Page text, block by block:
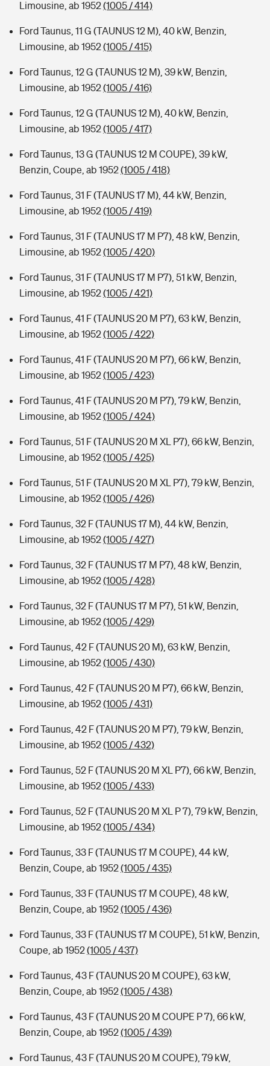
Limousine, ab 1952(1005 / 414)
Ford Taunus, 11 G (TAUNUS 12 M), 40 kW, Benzin,
Limousine, ab 1952(1005 / 415)
Ford Taunus, 12 G (TAUNUS 12 M), 39 kW, Benzin,
Limousine, ab 1952(1005 / 416)
Ford Taunus, 12 G (TAUNUS 12 M), 40 kW, Benzin,
Limousine, ab 1952(1005 / 417)
Ford Taunus, 13 G (TAUNUS 12 M COUPE), 39 kW,
Benzin, Coupe, ab 1952(1005 / 418)
Ford Taunus, 31 F (TAUNUS 17 M), 44 kW, Benzin,
Limousine, ab 1952(1005 / 419)
Ford Taunus, 31 F (TAUNUS 17 M P7), 48 kW, Benzin,
Limousine, ab 1952(1005 / 420)
Ford Taunus, 31 F (TAUNUS 17 M P7), 51 kW, Benzin,
Limousine, ab 1952(1005 / 421)
Ford Taunus, 41 F (TAUNUS 20 M P7), 63 kW, Benzin,
Limousine, ab 1952(1005 / 422)
Ford Taunus, 41 F (TAUNUS 20 M P7), 66 kW, Benzin,
Limousine, ab 1952(1005 / 423)
Ford Taunus, 41 F (TAUNUS 20 M P7), 79 kW, Benzin,
Limousine, ab 1952(1005 / 424)
Ford Taunus, 51 F (TAUNUS 20 M XL P7), 66 kW, Benzin,
Limousine, ab 1952(1005 / 425)
Ford Taunus, 51 F (TAUNUS 20 M XL P7), 79 kW, Benzin,
Limousine, ab 1952(1005 / 426)
Ford Taunus, 32 F (TAUNUS 17 M), 44 kW, Benzin,
Limousine, ab 1952(1005 / 427)
Ford Taunus, 32 F (TAUNUS 17 M P7), 48 kW, Benzin,
Limousine, ab 1952(1005 / 428)
Ford Taunus, 32 F (TAUNUS 17 M P7), 51 kW, Benzin,
Limousine, ab 1952(1005 / 429)
Ford Taunus, 42 F (TAUNUS 20 M), 63 kW, Benzin,
Limousine, ab 1952(1005 / 430)
Ford Taunus, 42 F (TAUNUS 20 M P7), 66 kW, Benzin,
Limousine, ab 1952(1005 / 431)
Ford Taunus, 42 F (TAUNUS 20 M P7), 79 kW, Benzin,
Limousine, ab 1952(1005 / 432)
Ford Taunus, 52 F (TAUNUS 20 M XL P7), 66 kW, Benzin,
Limousine, ab 1952(1005 / 433)
Ford Taunus, 52 F (TAUNUS 20 M XL P 7), 79 kW, Benzin,
Limousine, ab 1952(1005 / 434)
Ford Taunus, 33 F (TAUNUS 17 M COUPE), 44 kW,
Benzin, Coupe, ab 1952(1005 / 435)
Ford Taunus, 33 F (TAUNUS 17 M COUPE), 48 kW,
Benzin, Coupe, ab 1952(1005 / 436)
Ford Taunus, 33 F (TAUNUS 17 M COUPE), 51 kW, Benzin,
Coupe, ab 1952(1005 / 437)
Ford Taunus, 43 F (TAUNUS 20 M COUPE), 63 kW,
Benzin, Coupe, ab 1952(1005 / 438)
Ford Taunus, 43 F (TAUNUS 20 M COUPE P 7), 66 kW,
Benzin, Coupe, ab 1952(1005 / 439)
Ford Taunus, 43 F (TAUNUS 20 M COUPE), 79 kW,